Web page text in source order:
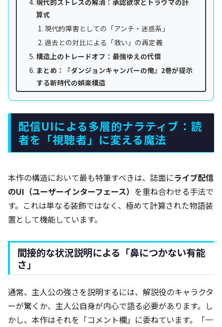
現代的ストレスの解消：承認欲求とトラウマの計
算式
現代的障害としての「アンチ・迷惑系」
過去との対比による「救い」の再定義
構造上のトレードオフ：最強ゆえの代償
まとめ：『ダンジョンキャンパーの俺』2巻が提示
する新時代の娯楽構造
配信UIによる多層的ナラティブ：読
者を「視聴者」に変える魔法
本作の構造において最も特筆すべきは、誌面にライブ配信
のUI（ユーザーインターフェース） を重ね合わせる手法で
す。これは単なる装飾ではなく、極めて計算された物語装
置として機能しています。
間接的な状況説明による「鼻につかない有能
さ」
通常、主人公の強さを説明するには、解説役のキャラクタ
ーが驚くか、主人公自身が内心で語る必要があります。し
かし、本作はそれを「コメント欄」に委ねています。「一